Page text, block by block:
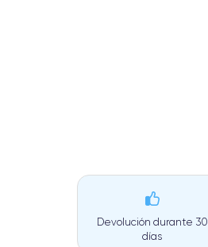
Devolución durante 30
días